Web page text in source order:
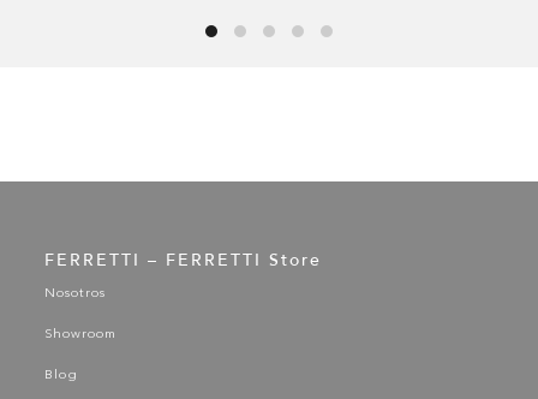
FERRETTI – FERRETTI Store
Nosotros
Showroom
Blog